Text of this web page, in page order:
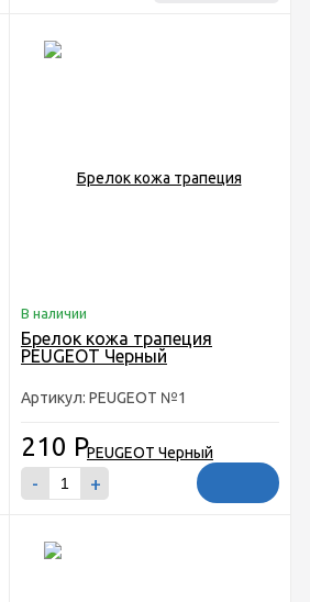
В наличии
Брелок кожа трапеция
PEUGEOT Черный
Артикул: PEUGEOT №1
210 Р
- +